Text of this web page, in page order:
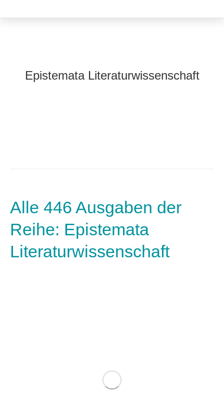
Epistemata Literaturwissenschaft
Alle 446 Ausgaben der
Reihe: Epistemata
Literaturwissenschaft